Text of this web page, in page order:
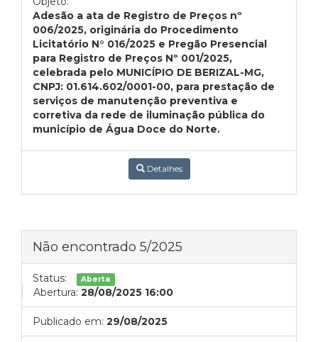
Adesão a ata de Registro de Preços nº
006/2025, originária do Procedimento
Licitatório N° 016/2025 e Pregão Presencial
para Registro de Preços Nº 001/2025,
celebrada pelo MUNICÍPIO DE BERIZAL-MG,
CNPJ: 01.614.602/0001-00, para prestação de
serviços de manutenção preventiva e
corretiva da rede de iluminação pública do
município de Água Doce do Norte.
Detalhes
Não encontrado 5/2025
Status: Aberta
Abertura: 28/08/2025 16:00
Publicado em: 29/08/2025